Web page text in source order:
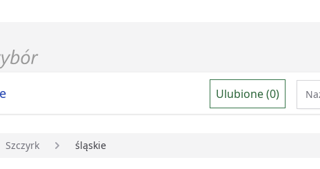
Ulubione (0)
Szczyrk śląskie